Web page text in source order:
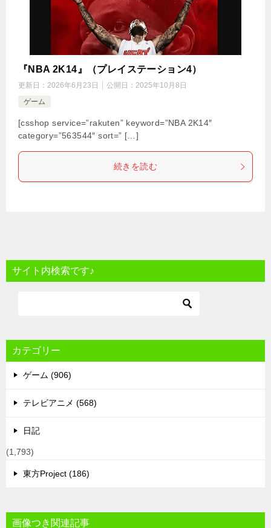
『NBA 2K14』（プレイステーション4）
更新日： 2026年6月23日 公開日： 2025年10月8日
ゲーム
[csshop service=”rakuten” keyword=”NBA 2K14″
category=”563544″ sort=” […]
続きを読む
サイト内検索です♪
カテゴリー
ゲーム (906)
テレビアニメ (568)
日記
(1,793)
東方Project (186)
画像つき関連記事